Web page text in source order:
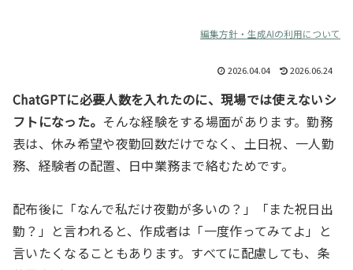
編集方針・生成AIの利用について
2026.04.04 2026.06.24
ChatGPTに必要人数を入れたのに、現場では使えないシ
フトになった。 そんな経験をする場面があります。勤務
表は、休み希望や夜勤回数だけでなく、土日祝、一人勤
務、経験者の配置、日中業務まで絡むためです。
配布後に「なんで私だけ夜勤が多いの？」「また祝日出
勤？」と言われると、作成者は「一度作ってみてよ」と
言いたくなることもあります。すべてに配慮しても、条